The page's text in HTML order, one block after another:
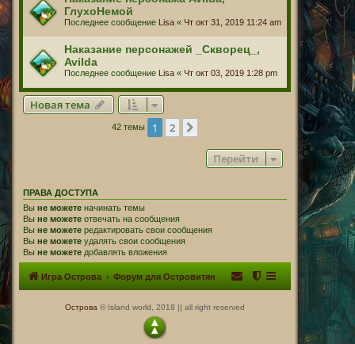
ГлухоНемой
Последнее сообщение Lisa « Чт окт 31, 2019 11:24 am
Наказание персонажей _Скворец_,
Avilda
Последнее сообщение Lisa « Чт окт 03, 2019 1:28 pm
Новая тема
42 темы 1 2
Перейти
ПРАВА ДОСТУПА
Вы не можете начинать темы
Вы не можете отвечать на сообщения
Вы не можете редактировать свои сообщения
Вы не можете удалять свои сообщения
Вы не можете добавлять вложения
Игра Острова Форум для Островитян
Острова © Island world, 2018 || all right reserved